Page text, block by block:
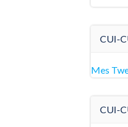
CUI-
Mes
CUI-